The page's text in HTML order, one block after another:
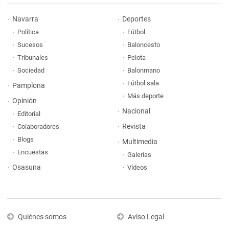
Navarra
Política
Sucesos
Tribunales
Sociedad
Pamplona
Opinión
Editorial
Colaboradores
Blogs
Encuestas
Osasuna
Deportes
Fútbol
Baloncesto
Pelota
Balonmano
Fútbol sala
Más deporte
Nacional
Revista
Multimedia
Galerías
Vídeos
Quiénes somos
Aviso Legal